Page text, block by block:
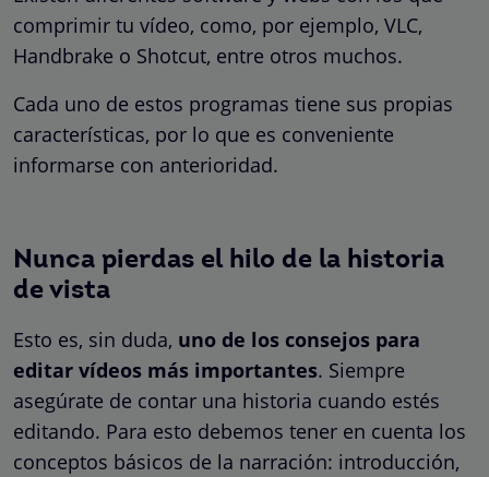
comprimir tu vídeo, como, por ejemplo, VLC,
Handbrake o Shotcut, entre otros muchos.
Cada uno de estos programas tiene sus propias
características, por lo que es conveniente
informarse con anterioridad.
Nunca pierdas el hilo de la historia
de vista
Esto es, sin duda, uno de los consejos para
editar vídeos más importantes. Siempre
asegúrate de contar una historia cuando estés
editando. Para esto debemos tener en cuenta los
conceptos básicos de la narración: introducción,